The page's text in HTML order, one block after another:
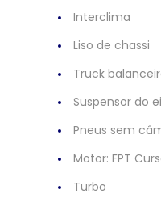
Interclima
Liso de chassi
Truck
Suspensor do
Pneus sem
Motor: FPT
Turbo